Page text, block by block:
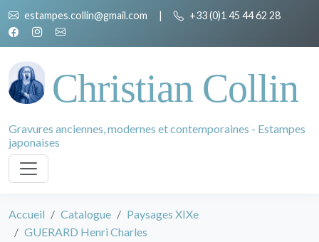
estampes.collin@gmail.com | +33 (0)1 45 44 62 28
Christian Collin
Gravures anciennes, modernes et contemporaines - Estampes
japonaises
Accueil Catalogue
Paysages XIXe
GUERARD Henri Charles